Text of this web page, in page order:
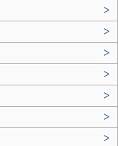
>
>
>
>
>
>
>